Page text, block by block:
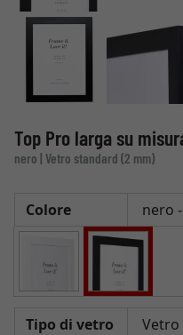
Top Pro larga su
nero | Vetro standard (2 mm)
Colore
Tipo di vetro